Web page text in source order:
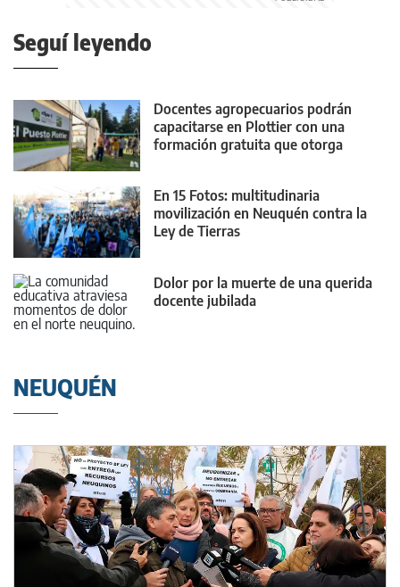
Seguí leyendo
Docentes agropecuarios podrán
capacitarse en Plottier con una
formación gratuita que otorga
En 15 Fotos: multitudinaria
movilización en Neuquén contra la
Ley de Tierras
Dolor por la muerte de una querida
docente jubilada
NEUQUÉN